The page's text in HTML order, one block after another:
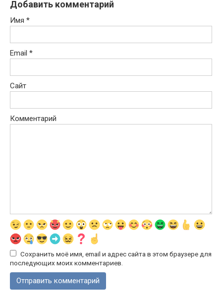
Добавить комментарий
Имя *
Email *
Сайт
Комментарий
Сохранить моё имя, email и адрес сайта в этом браузере для
последующих моих комментариев.